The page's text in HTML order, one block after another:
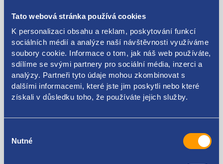
Tato webová stránka používá cookies
K personalizaci obsahu a reklam, poskytování funkcí
sociálních médií a analýze naší návštěvnosti využíváme
soubory cookie. Informace o tom, jak náš web používáte,
sdílíme se svými partnery pro sociální média, inzerci a
analýzy. Partneři tyto údaje mohou zkombinovat s
dalšími informacemi, které jste jim poskytli nebo které
získali v důsledku toho, že používáte jejich služby.
souhlasu
Nutné
GB38C5 AM51-18470-GA38C5 AM51-18470-AG38C5
AM51-18470-AF38C5 AM51-18470-AE38C5 AM51-
18470-AD38C5 AM51-18470-AC38C5 AM51-18470-
AB38C5 1838679
AM51-18470-GC38C5 AM51-18470-GB38C5 AM51-
18470-GA38C5 AM51-18470-AG38C5 AM51-18470-